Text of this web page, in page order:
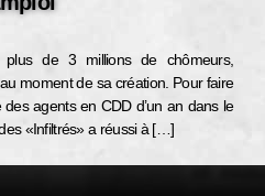
plus de 3 millions de chômeurs,
moment de sa création. Pour faire
agents en CDD d’un an dans le
«Infiltrés» a réussi à […]